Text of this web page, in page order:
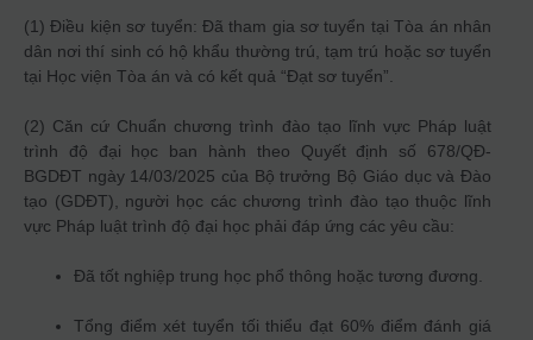
(1) Điều kiện sơ tuyển: Đã tham gia sơ tuyển tại Tòa án nhân
dân nơi thí sinh có hộ khẩu thường trú, tạm trú hoặc sơ tuyển
tại Học viện Tòa án và có kết quả “Đạt sơ tuyển”.
(2) Căn cứ Chuẩn chương trình đào tạo lĩnh vực Pháp luật
trình độ đại học ban hành theo Quyết định số 678/QĐ-
BGDĐT ngày 14/03/2025 của Bộ trưởng Bộ Giáo dục và Đào
tạo (GDĐT), người học các chương trình đào tạo thuộc lĩnh
vực Pháp luật trình độ đại học phải đáp ứng các yêu cầu:
Đã tốt nghiệp trung học phổ thông hoặc tương đương.
Tổng điểm xét tuyển tối thiểu đạt 60% điểm đánh giá